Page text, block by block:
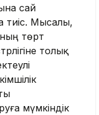
сай
тиіс. Мысалы,
төрт
толық
мүмкіндік